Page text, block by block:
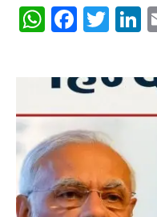
W
h
at
s
A
p
p
F
a
c
e
b
o
o
k
T
w
itt
e
r
n
k
e